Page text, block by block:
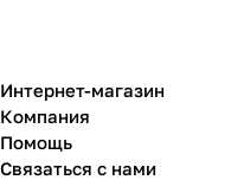
Интернет-магазин
Компания
Помощь
Связаться с нами